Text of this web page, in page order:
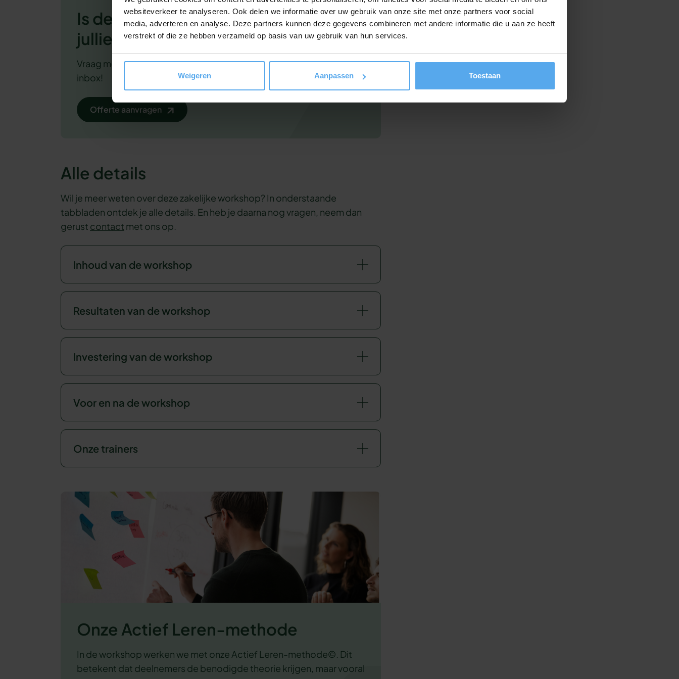
websiteverkeer te analyseren. Ook delen we informatie over uw gebruik van onze site met onze partners voor social
media, adverteren en analyse. Deze partners kunnen deze gegevens combineren met andere informatie die u aan ze heeft
verstrekt of die ze hebben verzameld op basis van uw gebruik van hun services.
Weigeren Aanpassen Toestaan
Is deze workshop interessant voor
jullie?
Vraag meteen eenvrijblijvendeofferteaan. Hij zit binnen 24 uur in je
inbox!
Offerte aanvragen
Alle details
Wil je meer weten over deze zakelijke workshop? In onderstaande
tabbladen ontdek je alle details. En heb je daarna nog vragen, neem dan
gerust contact met ons op.
Inhoud van de workshop
Resultaten van de workshop
Investering van de workshop
Voor en na de workshop
Onze trainers
Onze Actief Leren-methode
In de workshop werken we met onze Actief Leren-methode©. Dit
betekent dat deelnemers de benodigde theorie krijgen, maar vooral